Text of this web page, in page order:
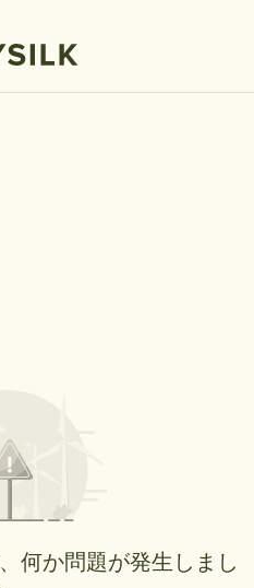
何か問題が発生しまし